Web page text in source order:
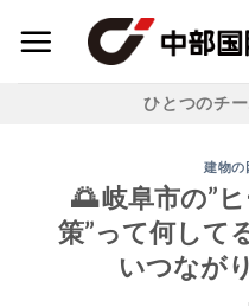
ひとつのチ
建物の
🌅 岐阜市の”
策”って何して
いつなが